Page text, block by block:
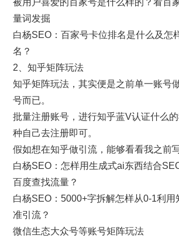
被用户喜爱的百家号是什么样的？看百
量词发掘
白杨SEO：百家号卡位排名是什么及怎
名？
2、知乎矩阵玩法
知乎矩阵玩法，其实便是之前单一账号
号而已。
批量注册账号，进行知乎蓝V认证什么
种自己去注册即可。
假如想在知乎做引流，能够看看我之前
白杨SEO：怎样用生成式ai东西结合
百度查找流量？
白杨SEO：5000+字拆解怎样从0-1利用
准引流？
微信生态大众号等账号矩阵玩法